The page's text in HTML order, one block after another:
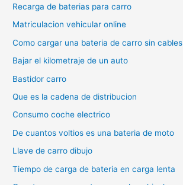
Recarga de baterias para carro
Matriculacion vehicular online
Como cargar una bateria de carro sin cables
Bajar el kilometraje de un auto
Bastidor carro
Que es la cadena de distribucion
Consumo coche electrico
De cuantos voltios es una bateria de moto
Llave de carro dibujo
Tiempo de carga de bateria en carga lenta